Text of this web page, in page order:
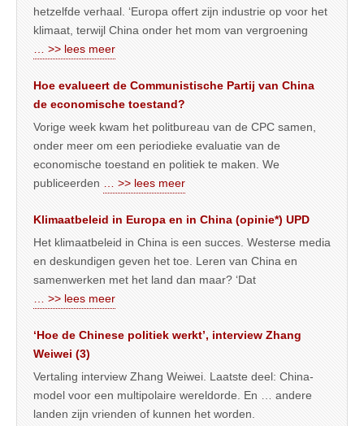
hetzelfde verhaal. ‘Europa offert zijn industrie op voor het
klimaat, terwijl China onder het mom van vergroening
… >> lees meer
Hoe evalueert de Communistische Partij van China
de economische toestand?
Vorige week kwam het politbureau van de CPC samen,
onder meer om een periodieke evaluatie van de
economische toestand en politiek te maken. We
publiceerden
… >> lees meer
Klimaatbeleid in Europa en in China (opinie*) UPD
Het klimaatbeleid in China is een succes. Westerse media
en deskundigen geven het toe. Leren van China en
samenwerken met het land dan maar? ‘Dat
… >> lees meer
‘Hoe de Chinese politiek werkt’, interview Zhang
Weiwei (3)
Vertaling interview Zhang Weiwei. Laatste deel: China-
model voor een multipolaire wereldorde. En … andere
landen zijn vrienden of kunnen het worden.